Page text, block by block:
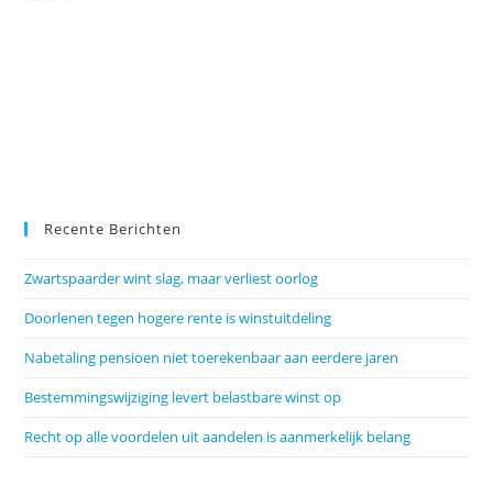
Recente Berichten
Zwartspaarder wint slag, maar verliest oorlog
Doorlenen tegen hogere rente is winstuitdeling
Nabetaling pensioen niet toerekenbaar aan eerdere jaren
Bestemmingswijziging levert belastbare winst op
Recht op alle voordelen uit aandelen is aanmerkelijk belang